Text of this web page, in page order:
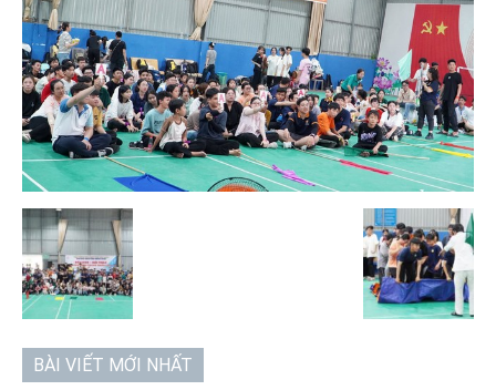
BÀI VIẾT MỚI NHẤT